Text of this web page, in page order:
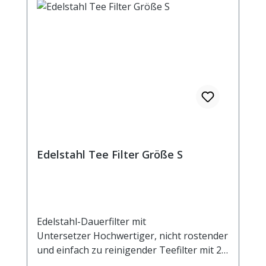
Edelstahl Tee Filter Größe S
Edelstahl-Dauerfilter mit
Untersetzer Hochwertiger, nicht rostender
und einfach zu reinigender Teefilter mit 2